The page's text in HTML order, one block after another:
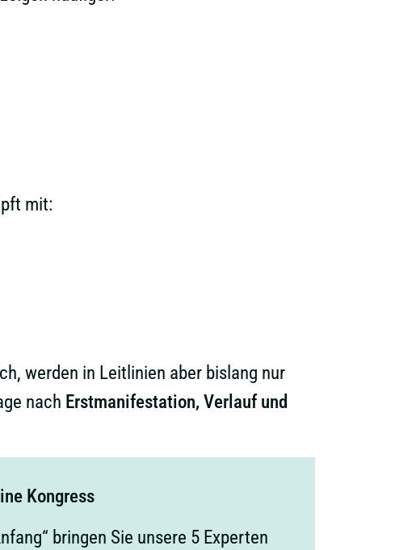
mit:
werden in Leitlinien aber bislang nur
nach Erstmanifestation, Verlauf und
Kongress
bringen Sie unsere 5 Experten